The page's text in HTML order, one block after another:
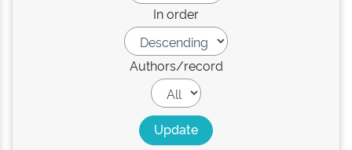
In order
Authors/record